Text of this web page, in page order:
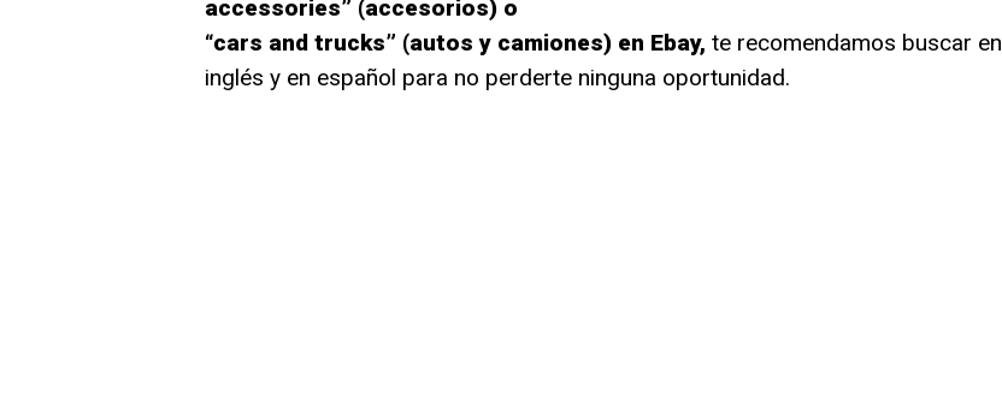
accessories” (accesorios) o
“cars and trucks” (autos y camiones) en Ebay, te recomendamos buscar en
inglés y en español para no perderte ninguna oportunidad.